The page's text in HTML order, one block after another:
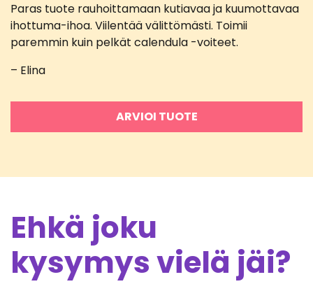
Arvostelu
tuotteesta:
5/ 5
Paras tuote rauhoittamaan kutiavaa ja kuumottavaa
ihottuma-ihoa. Viilentää välittömästi. Toimii
paremmin kuin pelkät calendula -voiteet.
– Elina
ARVIOI TUOTE
Ehkä joku
kysymys vielä jäi?